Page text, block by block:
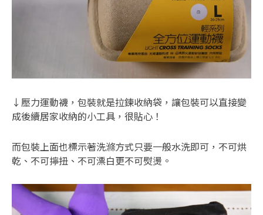
↓壓力運動襪，包裝就是拉鍊收納袋，讓包裝可以直接變
成後續居家收納的小工具，很貼心！
而包裝上面也標示著洗滌方式只要一般水洗即可，不可烘
乾、不可擰扭、不可漂白更不可熨燙。